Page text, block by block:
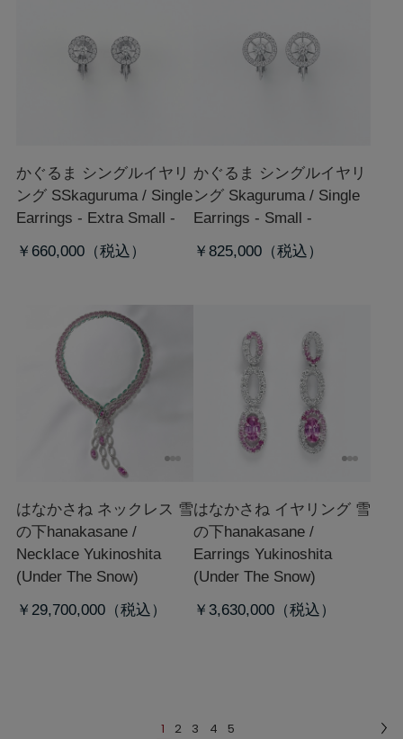
かぐるま シングルイヤリ
ング SSkaguruma / Single
Earrings - Extra Small -
￥660,000
かぐるま シングルイヤリ
ング Skaguruma / Single
Earrings - Small -
￥825,000
はなかさね ネックレス 雪
の下hanakasane /
Necklace Yukinoshita
(Under The Snow)
￥29,700,000
はなかさね イヤリング 雪
の下hanakasane /
Earrings Yukinoshita
(Under The Snow)
￥3,630,000
1 2 3 4 5